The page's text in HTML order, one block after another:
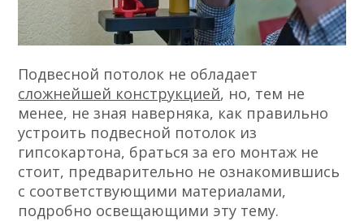
Подвесной потолок не обладает
сложнейшей конструкцией, но, тем не
менее, не зная наверняка, как правильно
устроить подвесной потолок из
гипсокартона, браться за его монтаж не
стоит, предварительно не ознакомившись
с соответствующими материалами,
подробно освещающими эту тему.